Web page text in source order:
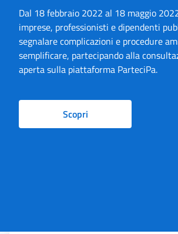
Dal 18 febbraio 2022 al 18 maggio
imprese, professionisti e dipendenti
segnalare complicazioni e procedure
semplificare, partecipando alla
aperta sulla piattaforma ParteciPa.
Scopri